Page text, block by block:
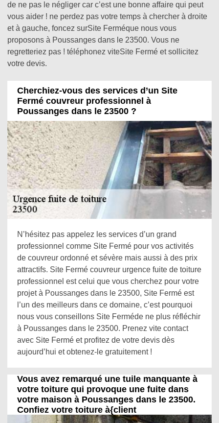
de ne pas le négliger car c’est une bonne affaire qui peut
vous aider ! ne perdez pas votre temps à chercher à droite
et à gauche, foncez surSite Ferméque nous vous
proposons à Poussanges dans le 23500. Vous ne
regretteriez pas ! téléphonez viteSite Fermé et sollicitez
votre devis.
Cherchiez-vous des services d’un Site
Fermé couvreur professionnel à
Poussanges dans le 23500 ?
N’hésitez pas appelez les services d’un grand
professionnel comme Site Fermé pour vos activités
de couvreur ordonné et sévère mais aussi à des prix
attractifs. Site Fermé couvreur urgence fuite de toiture
professionnel est celui que vous cherchez pour votre
projet à Poussanges dans le 23500, Site Fermé est
l’un des meilleurs dans ce domaine, c’est pourquoi
nous vous conseillons Site Ferméde ne plus réfléchir
à Poussanges dans le 23500. Prenez vite contact
avec Site Fermé et profitez de votre devis dès
aujourd’hui et obtenez-le gratuitement !
Vous avez remarqué une tuile manquante à
votre toiture qui provoque une fuite dans
votre maison à Poussanges dans le 23500.
Confiez votre toiture à{client